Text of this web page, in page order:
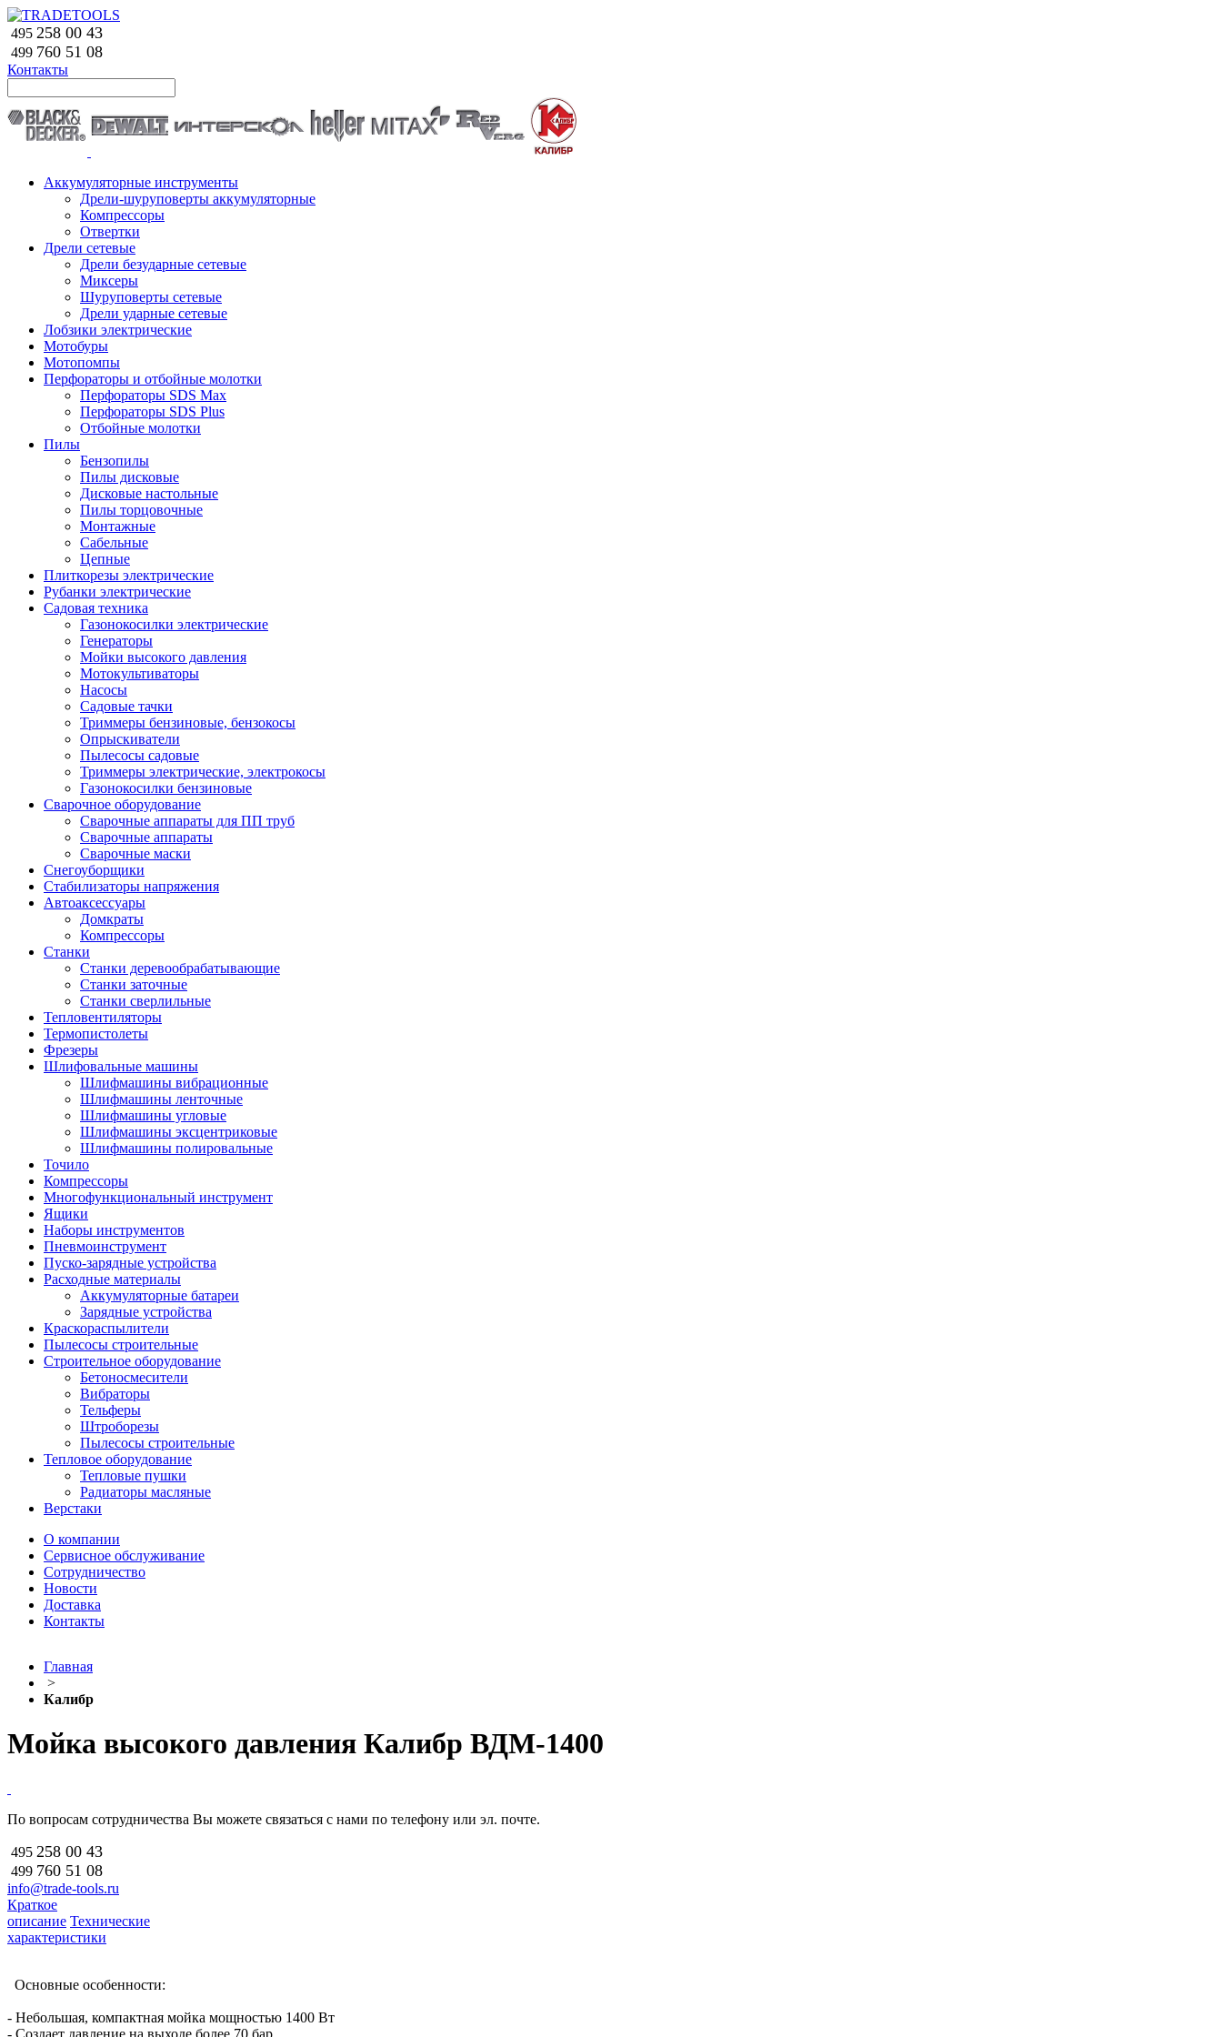
495 258 00 43
499 760 51 08
Контакты
Аккумуляторные инструменты
Дрели-шуруповерты аккумуляторные
Компрессоры
Отвертки
Дрели сетевые
Дрели безударные сетевые
Миксеры
Шуруповерты сетевые
Дрели ударные сетевые
Лобзики электрические
Мотобуры
Мотопомпы
Перфораторы и отбойные молотки
Перфораторы SDS Max
Перфораторы SDS Plus
Отбойные молотки
Пилы
Бензопилы
Пилы дисковые
Дисковые настольные
Пилы торцовочные
Монтажные
Сабельные
Цепные
Плиткорезы электрические
Рубанки электрические
Садовая техника
Газонокосилки электрические
Генераторы
Мойки высокого давления
Мотокультиваторы
Насосы
Садовые тачки
Триммеры бензиновые, бензокосы
Опрыскиватели
Пылесосы садовые
Триммеры электрические, электрокосы
Газонокосилки бензиновые
Сварочное оборудование
Сварочные аппараты для ПП труб
Сварочные аппараты
Сварочные маски
Снегоуборщики
Стабилизаторы напряжения
Автоаксессуары
Домкраты
Компрессоры
Станки
Станки деревообрабатывающие
Станки заточные
Станки сверлильные
Тепловентиляторы
Термопистолеты
Фрезеры
Шлифовальные машины
Шлифмашины вибрационные
Шлифмашины ленточные
Шлифмашины угловые
Шлифмашины эксцентриковые
Шлифмашины полировальные
Точило
Компрессоры
Многофункциональный инструмент
Ящики
Наборы инструментов
Пневмоинструмент
Пуско-зарядные устройства
Расходные материалы
Аккумуляторные батареи
Зарядные устройства
Краскораспылители
Пылесосы строительные
Строительное оборудование
Бетоносмесители
Вибраторы
Тельферы
Штроборезы
Пылесосы строительные
Тепловое оборудование
Тепловые пушки
Радиаторы масляные
Верстаки
О компании
Сервисное обслуживание
Сотрудничество
Новости
Доставка
Контакты
Главная
>
Калибр
Мойка высокого давления Калибр ВДМ-1400
По вопросам сотрудничества Вы можете связаться с нами по телефону или эл. почте.
495 258 00 43
499 760 51 08
info@trade-tools.ru
Краткое
описание Технические
характеристики
Основные особенности:
- Небольшая, компактная мойка мощностью 1400 Вт
- Создает давление на выходе более 70 бар.